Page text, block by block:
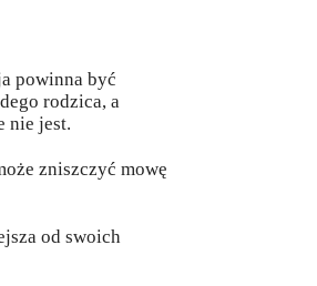
powinna być
rodzica, a
nie jest.
zniszczyć mowę
od swoich